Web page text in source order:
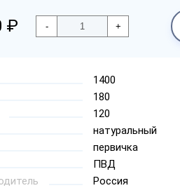
₽ - +
1400
180
120
натуральный
первичка
ПВД
Россия